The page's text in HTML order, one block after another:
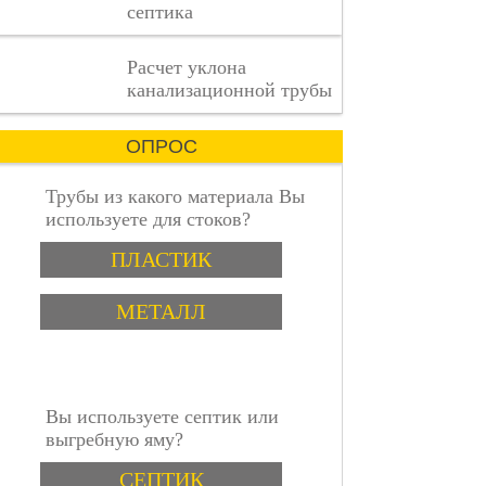
пошаговая инструкция
деталь
септика
Расчет уклона
канализационной трубы
ОПРОС
Трубы из какого материала Вы
используете для стоков?
ВариантыПЛАСТИК
МЕТАЛЛ
Вы используете септик или
выгребную яму?
ВариантыСЕПТИК